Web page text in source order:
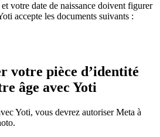
votre date de naissance doivent figurer
accepte les documents suivants :
votre pièce d’identité
âge avec Yoti
Yoti, vous devrez autoriser Meta à